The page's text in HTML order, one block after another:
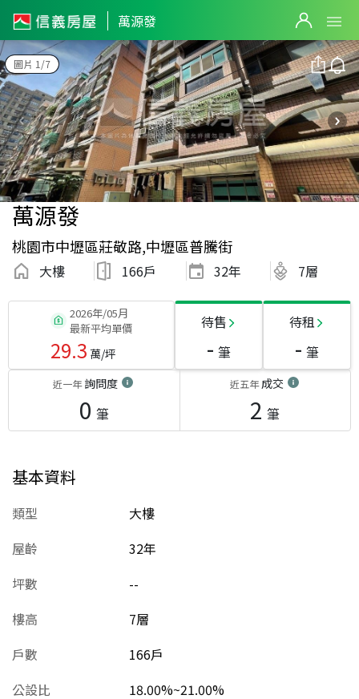
萬源發
圖片 1/7
萬源發
桃園市中壢區莊敬路,中壢區普騰街
大樓 166戶 32年 7層
2026年/05月
最新平均單價
29.3 萬/坪
待售
- 筆
待租
- 筆
近一年詢問度
0 筆
近五年成交
2 筆
基本資料
類型
大樓
屋齡
32年
坪數
--
樓高
7層
戶數
166戶
公設比
18.00%~21.00%